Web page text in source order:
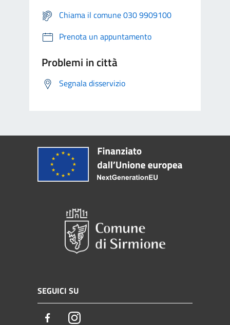
Chiama il comune 030 9909100
Prenota un appuntamento
Problemi in città
Segnala disservizio
SEGUICI SU
FacebookInstagram